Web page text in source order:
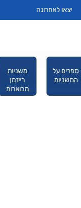
יצאו לאחרונה
משניות
רייזמן
מבוארות
מהדורת כיס
ספרים על
המשניות